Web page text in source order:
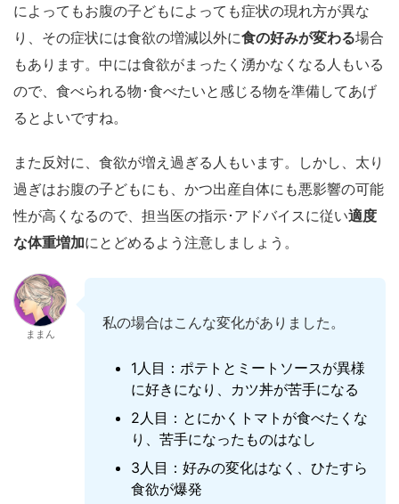
によってもお腹の子どもによっても症状の現れ方が異な
り、その症状には食欲の増減以外に食の好みが変わる場合
もあります。中には食欲がまったく湧かなくなる人もいる
ので、食べられる物･食べたいと感じる物を準備してあげ
るとよいですね。
また反対に、食欲が増え過ぎる人もいます。しかし、太り
過ぎはお腹の子どもにも、かつ出産自体にも悪影響の可能
性が高くなるので、担当医の指示･アドバイスに従い適度
な体重増加にとどめるよう注意しましょう。
ままん
私の場合はこんな変化がありました。
1人目：ポテトとミートソースが異様
に好きになり、カツ丼が苦手になる
2人目：とにかくトマトが食べたくな
り、苦手になったものはなし
3人目：好みの変化はなく、ひたすら
食欲が爆発